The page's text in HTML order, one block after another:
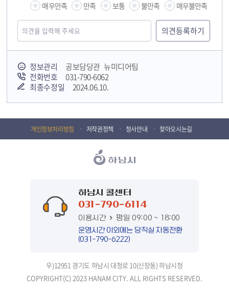
매우만족 만족 보통 불만족 매우불만족
정보관리
공보담당관 뉴미디어팀
전화번호
031-790-6062
최종수정일
2024.06.10.
개인정보처리방침 저작권정책 청사안내 찾아오시는길
우)12951 경기도 하남시 대청로 10(신장동) 하남시청
COPYRIGHT(C) 2023 HANAM CITY. ALL RIGHTS RESERVED.
하남시 콜센터
031-790-6114
이용시간
평일 09:00 ~ 18:00
운영시간 이외에는 당직실 자동전환
(031-790-6222)